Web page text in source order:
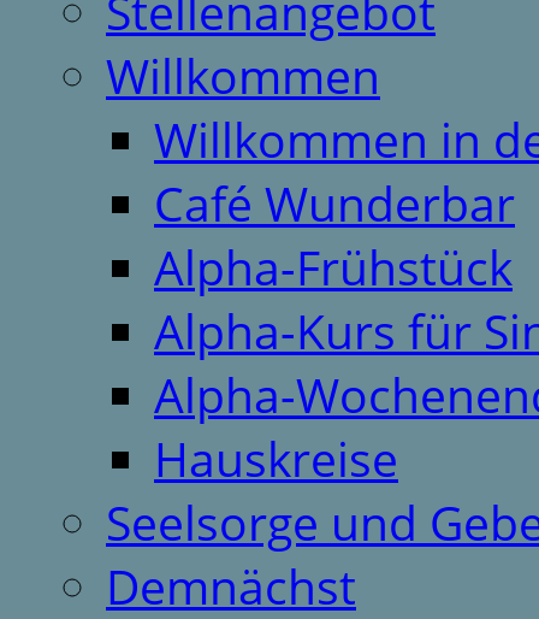
Willkommen
Willkommen in
Café Wunderbar
Alpha-Frühstück
Alpha-Kurs für
Alpha-
Hauskreise
Seelsorge und
Demnächst